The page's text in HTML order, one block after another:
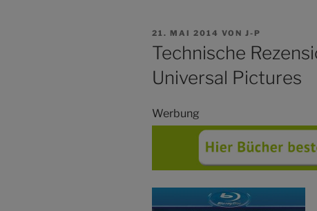
VERÖFFENTLICHT
AM
21. MAI 2014 VON J-P
Technische
Universal Pictures
Werbung